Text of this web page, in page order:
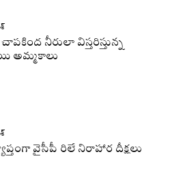
నీరులా విస్తరిస్తున్న
అమ్మకాలు
వైసీపీ రిలే నిరాహార దీక్షలు